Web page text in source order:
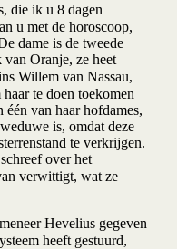
die ik u 8 dagen
u met de horoscoop,
dame is de tweede
Oranje, ze heet
Willem van Nassau,
te doen toekomen
één van haar hofdames,
is, omdat deze
te verkrijgen.
over het
verwittigt, wat ze
Hevelius gegeven
heeft gestuurd,